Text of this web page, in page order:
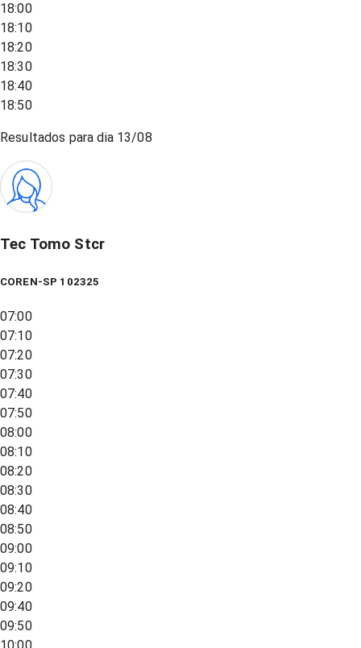
18:00
18:10
18:20
18:30
18:40
18:50
Resultados para dia 13/08
Tec Tomo Stcr
COREN-SP 102325
07:00
07:10
07:20
07:30
07:40
07:50
08:00
08:10
08:20
08:30
08:40
08:50
09:00
09:10
09:20
09:40
09:50